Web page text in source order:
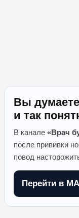
Вы
и так
В канале «Врач
после прививки
повод
Перейти в